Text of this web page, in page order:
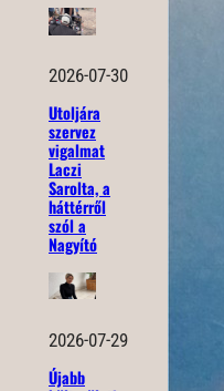
2026-07-30
Utoljára
szervez
vigalmat
Laczi
Sarolta, a
háttérről
szól a
Nagyító
2026-07-29
Újabb